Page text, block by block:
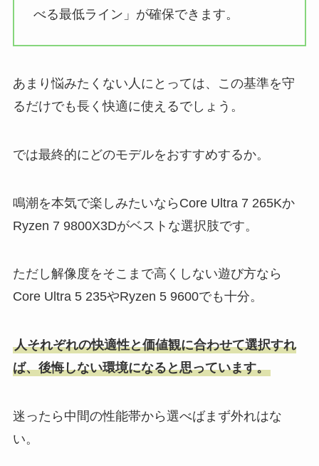
べる最低ライン」が確保できます。
あまり悩みたくない人にとっては、この基準を守
るだけでも長く快適に使えるでしょう。
では最終的にどのモデルをおすすめするか。
鳴潮を本気で楽しみたいならCore Ultra 7 265Kか
Ryzen 7 9800X3Dがベストな選択肢です。
ただし解像度をそこまで高くしない遊び方なら
Core Ultra 5 235やRyzen 5 9600でも十分。
人それぞれの快適性と価値観に合わせて選択すれ
ば、後悔しない環境になると思っています。
迷ったら中間の性能帯から選べばまず外れはな
い。